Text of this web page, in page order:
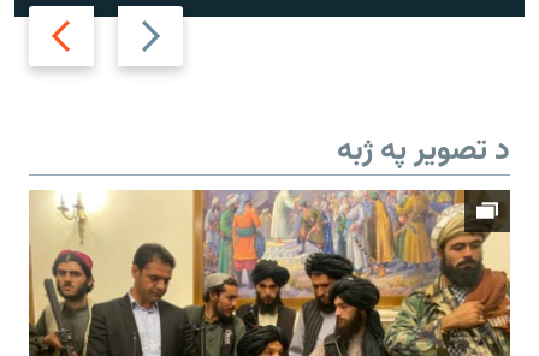
Previous
slide
Next
slide
د تصویر په ژبه